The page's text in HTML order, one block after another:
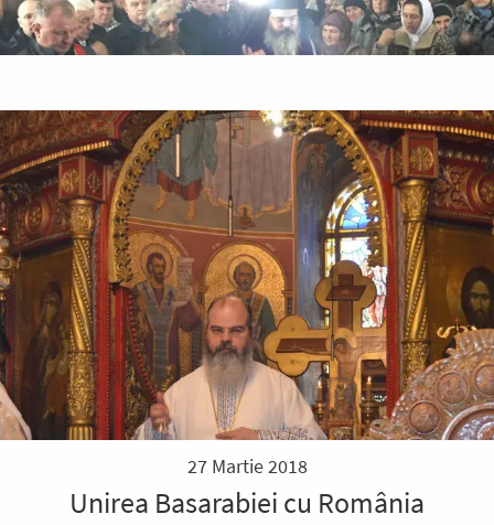
27 Martie 2018
Unirea Basarabiei cu România